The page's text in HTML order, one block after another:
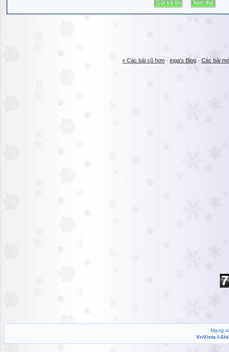
« Các bài cũ hơn · inga's Blog · Các bài
Mạng
VnVista I-